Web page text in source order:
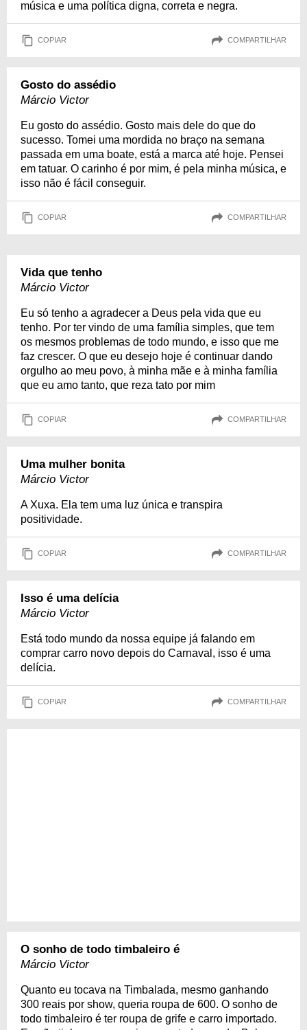
música e uma política digna, correta e negra.
COPIAR COMPARTILHAR
Gosto do assédio
Márcio Victor
Eu gosto do assédio. Gosto mais dele do que do
sucesso. Tomei uma mordida no braço na semana
passada em uma boate, está a marca até hoje. Pensei
em tatuar. O carinho é por mim, é pela minha música, e
isso não é fácil conseguir.
COPIAR COMPARTILHAR
Vida que tenho
Márcio Victor
Eu só tenho a agradecer a Deus pela vida que eu
tenho. Por ter vindo de uma família simples, que tem
os mesmos problemas de todo mundo, e isso que me
faz crescer. O que eu desejo hoje é continuar dando
orgulho ao meu povo, à minha mãe e à minha família
que eu amo tanto, que reza tato por mim
COPIAR COMPARTILHAR
Uma mulher bonita
Márcio Victor
A Xuxa. Ela tem uma luz única e transpira
positividade.
COPIAR COMPARTILHAR
Isso é uma delícia
Márcio Victor
Está todo mundo da nossa equipe já falando em
comprar carro novo depois do Carnaval, isso é uma
delícia.
COPIAR COMPARTILHAR
O sonho de todo timbaleiro é
Márcio Victor
Quanto eu tocava na Timbalada, mesmo ganhando
300 reais por show, queria roupa de 600. O sonho de
todo timbaleiro é ter roupa de grife e carro importado.